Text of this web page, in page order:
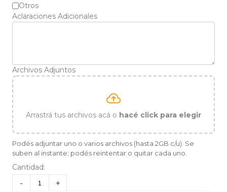
Otros
Aclaraciones Adicionales
Archivos Adjuntos
Arrastrá tus archivos acá o hacé click para elegir
Podés adjuntar uno o varios archivos (hasta 2GB c/u). Se
suben al instante; podés reintentar o quitar cada uno.
Cantidad:
- +